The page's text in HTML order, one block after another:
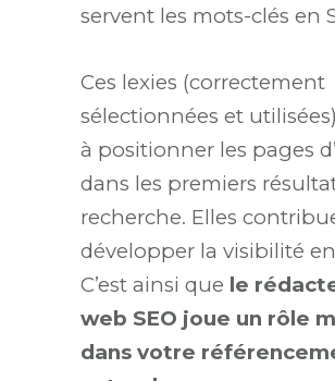
servent les mots-clés en
Ces lexies (correctement
sélectionnées et
à positionner les pages
dans les premiers
recherche. Elles
développer la visibilité
C’est ainsi que le
web SEO joue un rôle
dans votre